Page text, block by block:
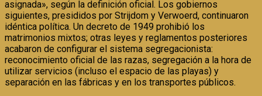
asignada», según la definición oficial. Los gobiernos
siguientes, presididos por Strijdom y Verwoerd, continuaron
idéntica política. Un decreto de 1949 prohibió los
matrimonios mixtos; otras leyes y reglamentos posteriores
acabaron de configurar el sistema segregacionista:
reconocimiento oficial de las razas, segregación a la hora de
utilizar servicios (incluso el espacio de las playas) y
separación en las fábricas y en los transportes públicos.